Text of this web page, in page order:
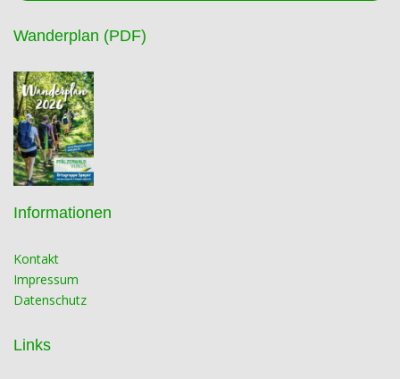
Wanderplan (PDF)
Informationen
Kontakt
Impressum
Datenschutz
Links